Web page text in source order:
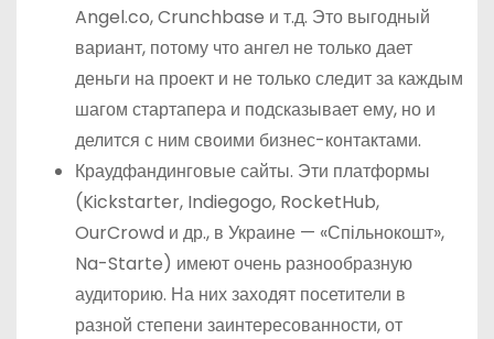
Angel.co, Crunchbase и т.д. Это выгодный
вариант, потому что ангел не только дает
деньги на проект и не только следит за каждым
шагом стартапера и подсказывает ему, но и
делится с ним своими бизнес-контактами.
Краудфандинговые сайты. Эти платформы
(Kickstarter, Indiegogo, RocketHub,
OurCrowd и др., в Украине — «Спільнокошт»,
Na-Starte) имеют очень разнообразную
аудиторию. На них заходят посетители в
разной степени заинтересованности, от